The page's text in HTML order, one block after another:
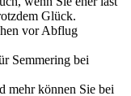
Glück.
vor Abflug
Semmering bei
mehr können Sie bei